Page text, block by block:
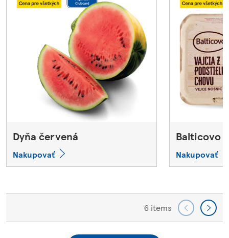
Dyňa červená
Nakupovať
Balticovo
Nakupovať
6 items